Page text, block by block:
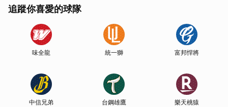
追蹤你喜愛的球隊
味全龍 統一獅 富邦悍將
中信兄弟 台鋼雄鷹 樂天桃猿